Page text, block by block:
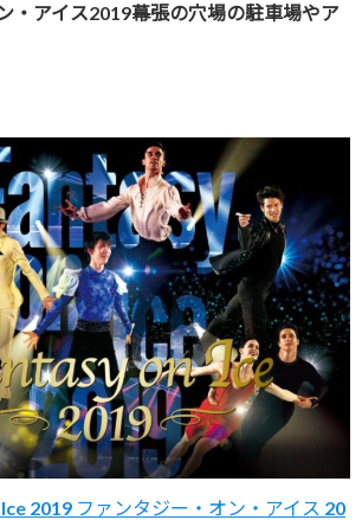
・アイス2019幕張の穴場の駐車場やア
2019 ファンタジー・オン・アイス 20